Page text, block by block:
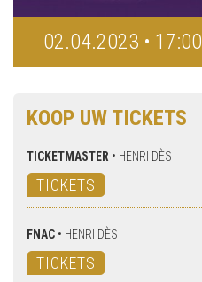
02.04.2023 • 17:00
KOOP UW TICKETS
TICKETMASTER • HENRI DÈS
TICKETS
FNAC • HENRI DÈS
TICKETS